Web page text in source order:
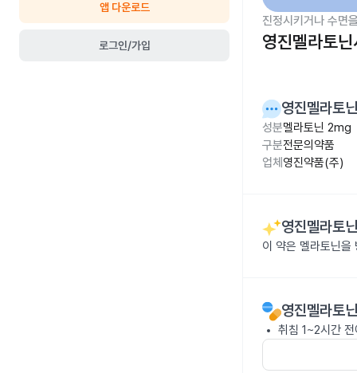
앱 다운로드
로그인/가입
진정시키거나 수면
영진멜라토
영진멜라토
성분멜라토닌 2mg
구분전문의약품
업체 영진약품(주)
영진멜라토
이 약은 멜라토닌을
영진멜라토
취침 1~2시간